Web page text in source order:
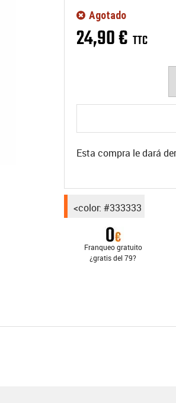
24,90€ TTC
Agotado
Esta compra le dará
<color: #333333
Franqueo gratuito
¿gratis del 79?